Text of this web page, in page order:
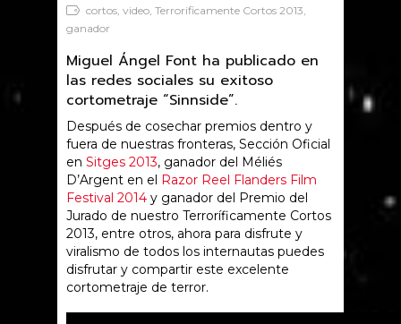
cortos, video, Terrorificamente Cortos 2013,
ganador
Miguel Ángel Font ha publicado en
las redes sociales su exitoso
cortometraje “Sinnside”.
Después de cosechar premios dentro y
fuera de nuestras fronteras, Sección Oficial
en Sitges 2013, ganador del Méliés
D’Argent en el Razor Reel Flanders Film
Festival 2014 y ganador del Premio del
Jurado de nuestro Terroríficamente Cortos
2013, entre otros, ahora para disfrute y
viralismo de todos los internautas puedes
disfrutar y compartir este excelente
cortometraje de terror.